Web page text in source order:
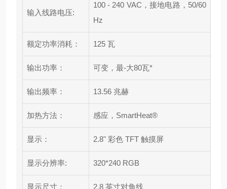
输入线路电压:
100 - 240 VAC，接地电路，50/60
Hz
额定功率消耗： 125 瓦
输出功率： 可变，最-大80瓦*
输出频率： 13.56 兆赫
加热方法： 感应，SmartHeat®
显示： 2.8" 彩色 TFT 触摸屏
显示分辨率: 320*240 RGB
显示尺寸： 2.8 英寸对角线